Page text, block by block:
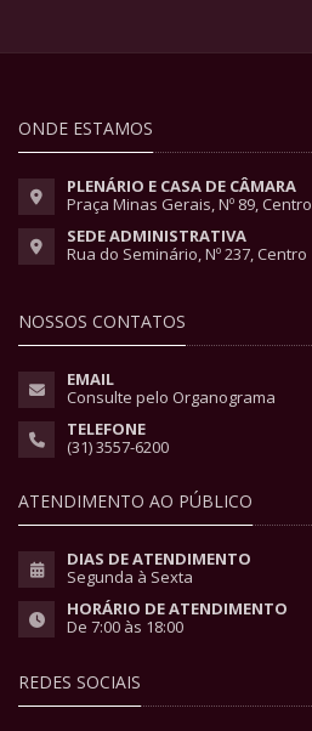
ONDE ESTAMOS
PLENÁRIO E CASA DE CÂMARA
Praça Minas Gerais, Nº 89, Centro
SEDE ADMINISTRATIVA
Rua do Seminário, Nº 237, Centro
NOSSOS CONTATOS
EMAIL
Consulte pelo Organograma
TELEFONE
(31) 3557-6200
ATENDIMENTO AO PÚBLICO
DIAS DE ATENDIMENTO
Segunda à Sexta
HORÁRIO DE ATENDIMENTO
De 7:00 às 18:00
REDES SOCIAIS